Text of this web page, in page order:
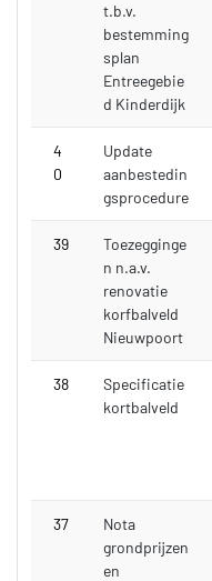
t.b.v.
bestemming
splan
Entreegebie
d Kinderdijk
4
0
Update
aanbestedin
gsprocedure
39
Toezegginge
n n.a.v.
renovatie
korfbalveld
Nieuwpoort
38
Specificatie
kortbalveld
37
Nota
grondprijzen
en